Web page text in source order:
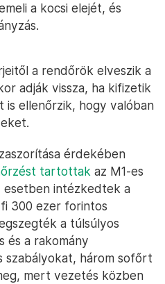
a kocsi elejét, és
a rendőrök elveszik a
adják vissza, ha kifizetik
is ellenőrzik, hogy valóban
érdekében
tartottak az M1-es
esetben intézkedtek a
300 ezer forintos
a túlsúlyos
és a rakomány
szabályokat, három sofőrt
mert vezetés közben